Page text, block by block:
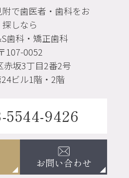
で歯医者・歯科をお
探しなら
歯科・矯正歯科
107-0052
赤坂3丁目2番2号
ビル1階・2階
5544-9426
お問い合わせ